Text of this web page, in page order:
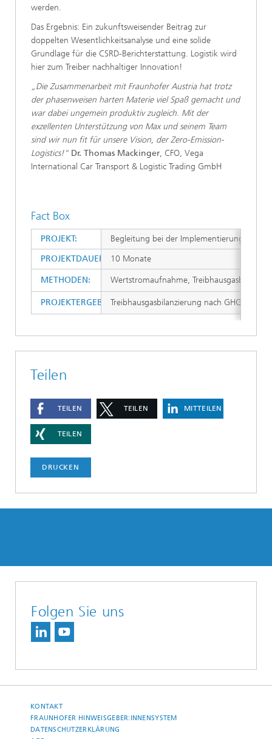
werden.
Das Ergebnis: Ein zukunftsweisender Beitrag zur
doppelten Wesentlichkeitsanalyse und eine solide
Grundlage für die CSRD-Berichterstattung. Logistik wird
hier zum Treiber nachhaltiger Innovation!
„Die Zusammenarbeit mit Fraunhofer Austria hat trotz
der phasenweisen harten Materie viel Spaß gemacht und
war dabei ungemein produktiv zugleich. Mit der
exzellenten Unterstützung von Max und seinem Team
sind wir nun fit für unsere Vision, der Zero-Emission-
Logistics!“ Dr. Thomas Mackinger, CFO, Vega
International Car Transport & Logistic Trading GmbH
Fact Box
Begleitung bei der Implementierung und
10 Monate
Wertstromaufnahme,
Treibhausgasbilanzierung nach GHG-
PROJEKT:
PROJEKTDAUER:
METHODEN:
PROJEKTERGEBNISSE:
Teilen
TEILEN TEILEN MITTEILEN
TEILEN
DRUCKEN
Folgen Sie uns
KONTAKT
FRAUNHOFER HINWEISGEBER:INNENSYSTEM
DATENSCHUTZERKLÄRUNG